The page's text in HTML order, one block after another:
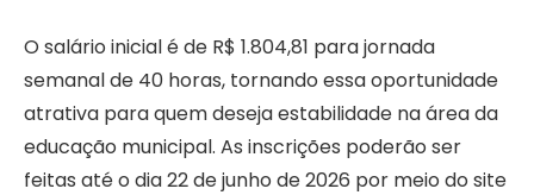
O salário inicial é de R$ 1.804,81 para jornada
semanal de 40 horas, tornando essa oportunidade
atrativa para quem deseja estabilidade na área da
educação municipal. As inscrições poderão ser
feitas até o dia 22 de junho de 2026 por meio do site